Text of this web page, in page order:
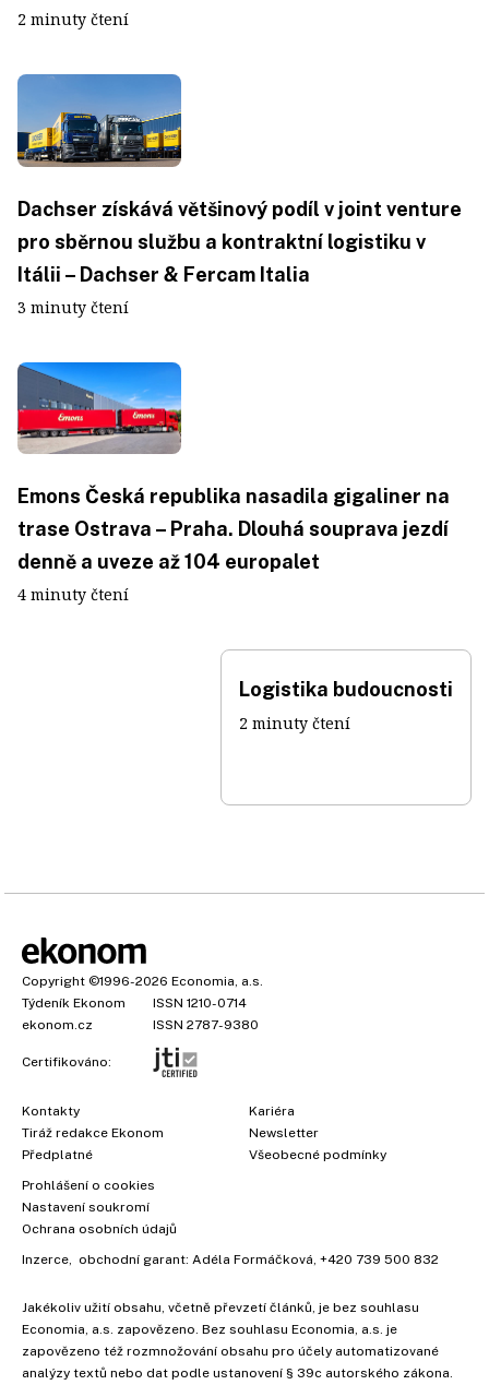
2 minuty čtení
Dachser získává většinový podíl v joint venture
pro sběrnou službu a kontraktní logistiku v
Itálii – Dachser & Fercam Italia
3 minuty čtení
Emons Česká republika nasadila gigaliner na
trase Ostrava – Praha. Dlouhá souprava jezdí
denně a uveze až 104 europalet
4 minuty čtení
Logistika budoucnosti
2 minuty čtení
Copyright ©1996-2026 Economia, a.s.
Týdeník Ekonom
ISSN 1210-0714
ekonom.cz
ISSN 2787-9380
Certifikováno:
Kontakty
Tiráž redakce Ekonom
Předplatné
Kariéra
Newsletter
Všeobecné podmínky
Prohlášení o cookies
Nastavení soukromí
Ochrana osobních údajů
Inzerce, obchodní garant: Adéla Formáčková, +420 739 500 832
Jakékoliv užití obsahu, včetně převzetí článků, je bez souhlasu
Economia, a.s. zapovězeno. Bez souhlasu Economia, a.s. je
zapovězeno též rozmnožování obsahu pro účely automatizované
analýzy textů nebo dat podle ustanovení § 39c autorského zákona.